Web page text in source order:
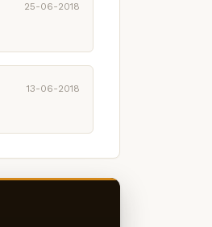
25-06-2018
13-06-2018